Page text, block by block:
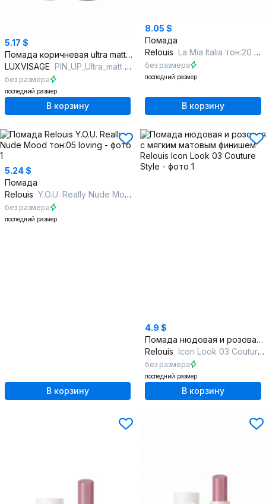
5.17 $
Помада коричневая ultra matte стойкая для губ
LUXVISAGE PIN_UP_Ultra_matt 524 BELLA
без размера
последний размер
В корзину
8.05 $
Помада
Relouis La Mia Italia тон:20 Цвет:Classic Red
без размера
последний размер
В корзину
5.24 $
Помада
Relouis Y.O.U. Really Nude Mood тон:05 loving
без размера
последний размер
В корзину
4.9 $
Помада нюдовая и розовая с мягким матовым финишем
Relouis Icon Look 03 Couture Style
без размера
последний размер
В корзину